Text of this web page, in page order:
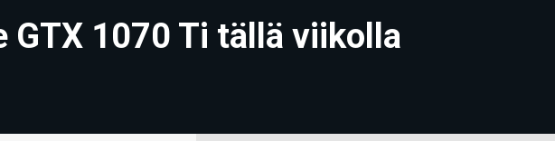
GTX 1070 Ti tällä viikolla